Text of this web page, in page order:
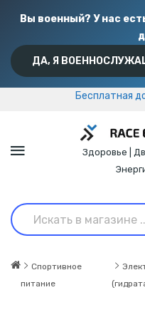
Вы военный? У нас
ДА, Я
Бесплатная
Бесплатная
Здоровье |
Спортивное
питание